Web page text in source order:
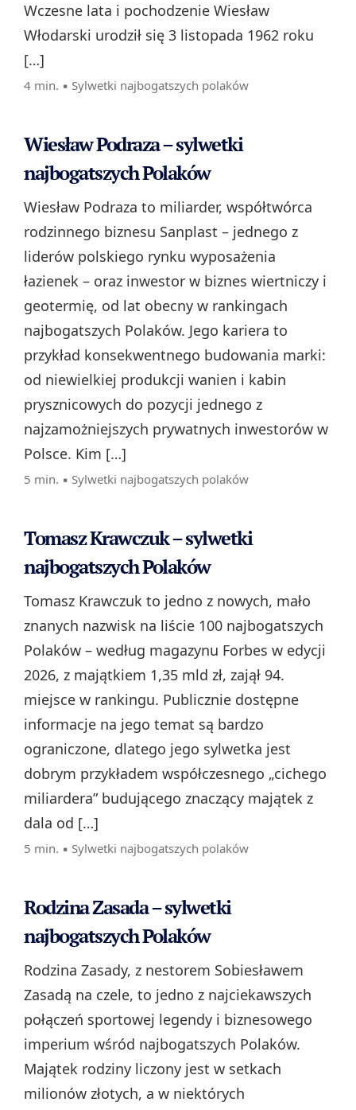
Wczesne lata i pochodzenie Wiesław
Włodarski urodził się 3 listopada 1962 roku
[…]
4 min. ▪ Sylwetki najbogatszych polaków
Wiesław Podraza – sylwetki
najbogatszych Polaków
Wiesław Podraza to miliarder, współtwórca
rodzinnego biznesu Sanplast – jednego z
liderów polskiego rynku wyposażenia
łazienek – oraz inwestor w biznes wiertniczy i
geotermię, od lat obecny w rankingach
najbogatszych Polaków. Jego kariera to
przykład konsekwentnego budowania marki:
od niewielkiej produkcji wanien i kabin
prysznicowych do pozycji jednego z
najzamożniejszych prywatnych inwestorów w
Polsce. Kim […]
5 min. ▪ Sylwetki najbogatszych polaków
Tomasz Krawczuk – sylwetki
najbogatszych Polaków
Tomasz Krawczuk to jedno z nowych, mało
znanych nazwisk na liście 100 najbogatszych
Polaków – według magazynu Forbes w edycji
2026, z majątkiem 1,35 mld zł, zajął 94.
miejsce w rankingu. Publicznie dostępne
informacje na jego temat są bardzo
ograniczone, dlatego jego sylwetka jest
dobrym przykładem współczesnego „cichego
miliardera” budującego znaczący majątek z
dala od […]
5 min. ▪ Sylwetki najbogatszych polaków
Rodzina Zasada – sylwetki
najbogatszych Polaków
Rodzina Zasady, z nestorem Sobiesławem
Zasadą na czele, to jedno z najciekawszych
połączeń sportowej legendy i biznesowego
imperium wśród najbogatszych Polaków.
Majątek rodziny liczony jest w setkach
milionów złotych, a w niektórych